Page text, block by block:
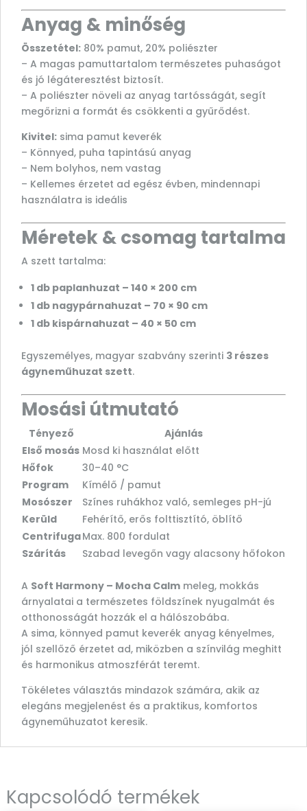
Anyag & minőség
Összetétel: 80% pamut, 20% poliészter
– A magas pamuttartalom természetes puhaságot
és jó légáteresztést biztosít.
– A poliészter növeli az anyag tartósságát, segít
megőrizni a formát és csökkenti a gyűrődést.
Kivitel: sima pamut keverék
– Könnyed, puha tapintású anyag
– Nem bolyhos, nem vastag
– Kellemes érzetet ad egész évben, mindennapi
használatra is ideális
Méretek & csomag tartalma
A szett tartalma:
1 db paplanhuzat – 140 × 200 cm
1 db nagypárnahuzat – 70 × 90 cm
1 db kispárnahuzat – 40 × 50 cm
Egyszemélyes, magyar szabvány szerinti 3 részes
ágyneműhuzat szett.
Mosási útmutató
Tényező
Ajánlás
Első mosás Mosd ki használat előtt
Hőfok
30–40 °C
Program
Kímélő / pamut
Mosószer
Színes ruhákhoz való, semleges pH-jú
Kerüld
Fehérítő, erős folttisztító, öblítő
CentrifugaMax. 800 fordulat
Szárítás
Szabad levegőn vagy alacsony hőfokon
A Soft Harmony – Mocha Calm meleg, mokkás
árnyalatai a természetes földszínek nyugalmát és
otthonosságát hozzák el a hálószobába.
A sima, könnyed pamut keverék anyag kényelmes,
jól szellőző érzetet ad, miközben a színvilág meghitt
és harmonikus atmoszférát teremt.
Tökéletes választás mindazok számára, akik az
elegáns megjelenést és a praktikus, komfortos
ágyneműhuzatot keresik.
Kapcsolódó termékek